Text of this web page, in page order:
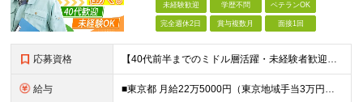
未経験歓迎 学歴不問 ベテランOK
完全週休2日 賞与複数月 面接1回
応募資格 【40代前半までのミドル層活躍・未経験者歓迎】 ●高卒以上 ●要普通自動車免許（AT限定可） ※特別な知識や経験は一切不要です！ ＜こんな方を歓迎します＞ ・安定した企業で、定年まで長く働き続けたい
給与 ■東京都 月給22万5000円（東京地域手当3万円含）～25万円＋残業代全額支給＋各種手当 ■神奈川県 月給19万5000円～24万円＋残業代全額支給＋各種手当 ※年齢・経験を考慮し決定 ※試用期